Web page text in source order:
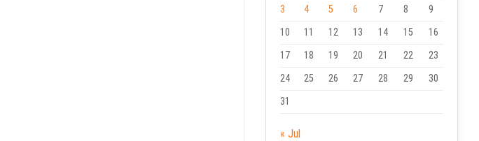
3
4 5 6 7 8
9
10
11 12 13 14 15
16
17
18 19 20 21 22
23
24
25 26 27 28 29
30
31
« Jul